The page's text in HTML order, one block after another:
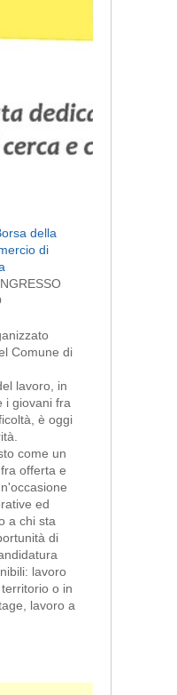
della
di
Comune di
lavoro, in
i giovani fra
è oggi
come un
offerta e
ed
a chi sta
di
lavoro
o in
lavoro a